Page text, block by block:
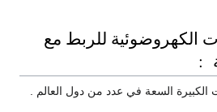
الكهروضوئية للربط مع
:
السعة في عدد من دول العالم .